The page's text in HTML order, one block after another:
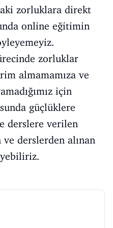
zorluklara direkt
online eğitimin
zorluklar
almamamıza ve
için
güçlüklere
derslere verilen
derslerden alınan